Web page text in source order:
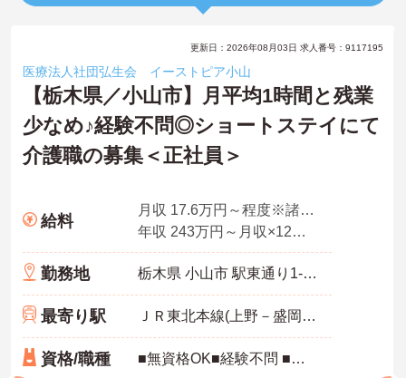
更新日：2026年08月03日 求人番号：9117195
医療法人社団弘生会 イーストピア小山
【栃木県／小山市】月平均1時間と残業
少なめ♪経験不問◎ショートステイにて
介護職の募集＜正社員＞
給料
月収 17.6万円～程度※諸手当込
年収 243万円～月収×12ヶ月＋賞与2.70ヶ月想定
勤務地 栃木県 小山市 駅東通り1-21-21
最寄り駅 ＪＲ東北本線(上野－盛岡)「小山駅」徒歩7分
資格/職種 ■無資格OK■経験不問 ■普通自動車運転免許（AT限定可）あれば尚可